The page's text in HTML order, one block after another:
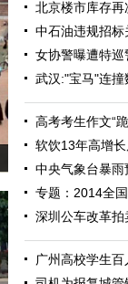
北京楼市库存
中石油违规招
女协警曝遭特
武汉:"宝马"连
高考考生作文“
软饮13年高增
中央气象台暴
专题：2014全
深圳公车改革
广州高校学生